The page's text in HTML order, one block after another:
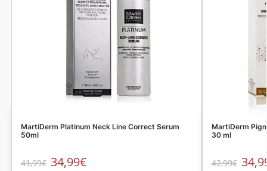
MartiDerm Platinum Neck Line Correct Serum
50ml
41,99€ 34,99€
MartiDerm
30 ml
42,99€